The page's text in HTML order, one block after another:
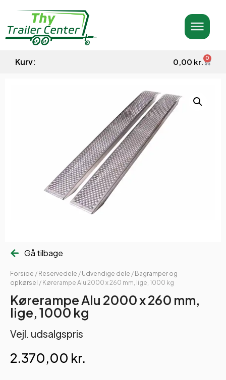
Kurv: 0,00 kr. 0
Gå tilbage
Forside / Reservedele / Udvendige dele / Bagramper og
opkørsel / Kørerampe Alu 2000 x 260 mm, lige, 1000 kg
Kørerampe Alu 2000 x 260 mm,
lige, 1000 kg
Vejl. udsalgspris
2.370,00 kr.